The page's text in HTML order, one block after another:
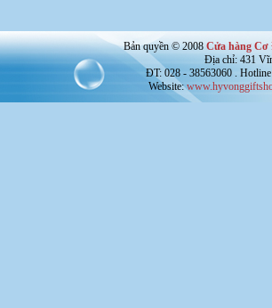
Bản quyền © 2008 Cửa hàng Cơ
Địa chỉ: 431
ĐT: 028 - 38563060 .
Website: